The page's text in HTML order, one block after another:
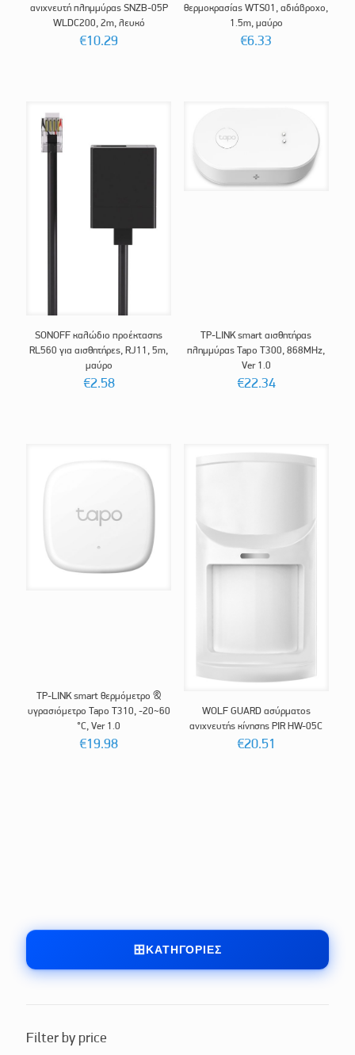
ανιχνευτή πλημμύρας SNZB-05P
WLDC200, 2m, λευκό
€10.29
θερμοκρασίας WTS01, αδιάβροχο,
1.5m, μαύρο
€6.33
SONOFF καλώδιο προέκτασης
RL560 για αισθητήρες, RJ11, 5m,
μαύρο
€2.58
TP-LINK smart αισθητήρας
πλημμύρας Tapo T300, 868MHz,
Ver 1.0
€22.34
TP-LINK smart θερμόμετρο &
υγρασιόμετρο Tapo T310, -20~60
°C, Ver 1.0
€19.98
WOLF GUARD ασύρματος
ανιχνευτής κίνησης PIR HW-05C
€20.51
ΚΑΤΗΓΟΡΊΕΣ
Filter by price